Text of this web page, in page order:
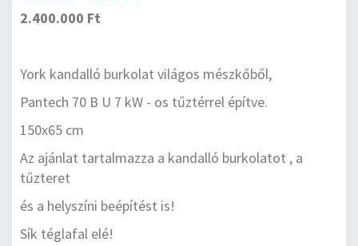
2.400.000 Ft
York kandalló burkolat világos mészkőből,
Pantech 70 B U 7 kW - os tűztérrel építve.
150x65 cm
Az ajánlat tartalmazza a kandalló burkolatot , a
tűzteret
és a helyszíni beépítést is!
Sík téglafal elé!